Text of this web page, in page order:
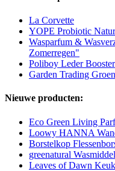
La Corvette
YOPE Probiotic
Wasparfum &
Zomerregen"
Poliboy Leder Booster
Garden Trading
Nieuwe producten:
Eco Green Living
Loowy HANNA
Borstelkop
greenatural
Leaves of Dawn